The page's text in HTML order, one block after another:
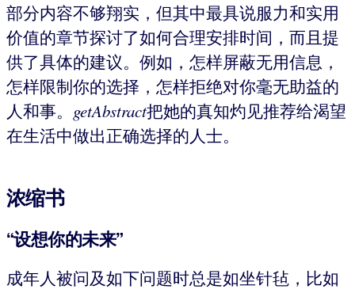
部分内容不够翔实，但其中最具说服力和实用
价值的章节探讨了如何合理安排时间，而且提
供了具体的建议。例如，怎样屏蔽无用信息，
怎样限制你的选择，怎样拒绝对你毫无助益的
人和事。 getAbstract把她的真知灼见推荐给渴望
在生活中做出正确选择的人士。
浓缩书
“设想你的未来”
成年人被问及如下问题时总是如坐针毡，比如